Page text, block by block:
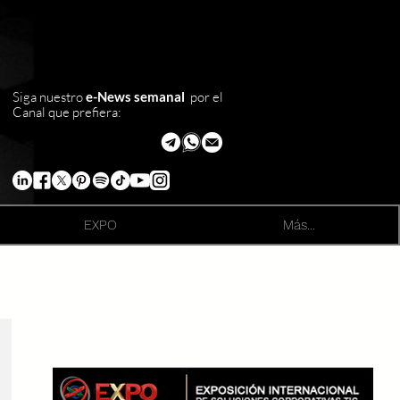
Siga nuestroe-News semanal por el
Canal que prefiera:
EXPO Más...